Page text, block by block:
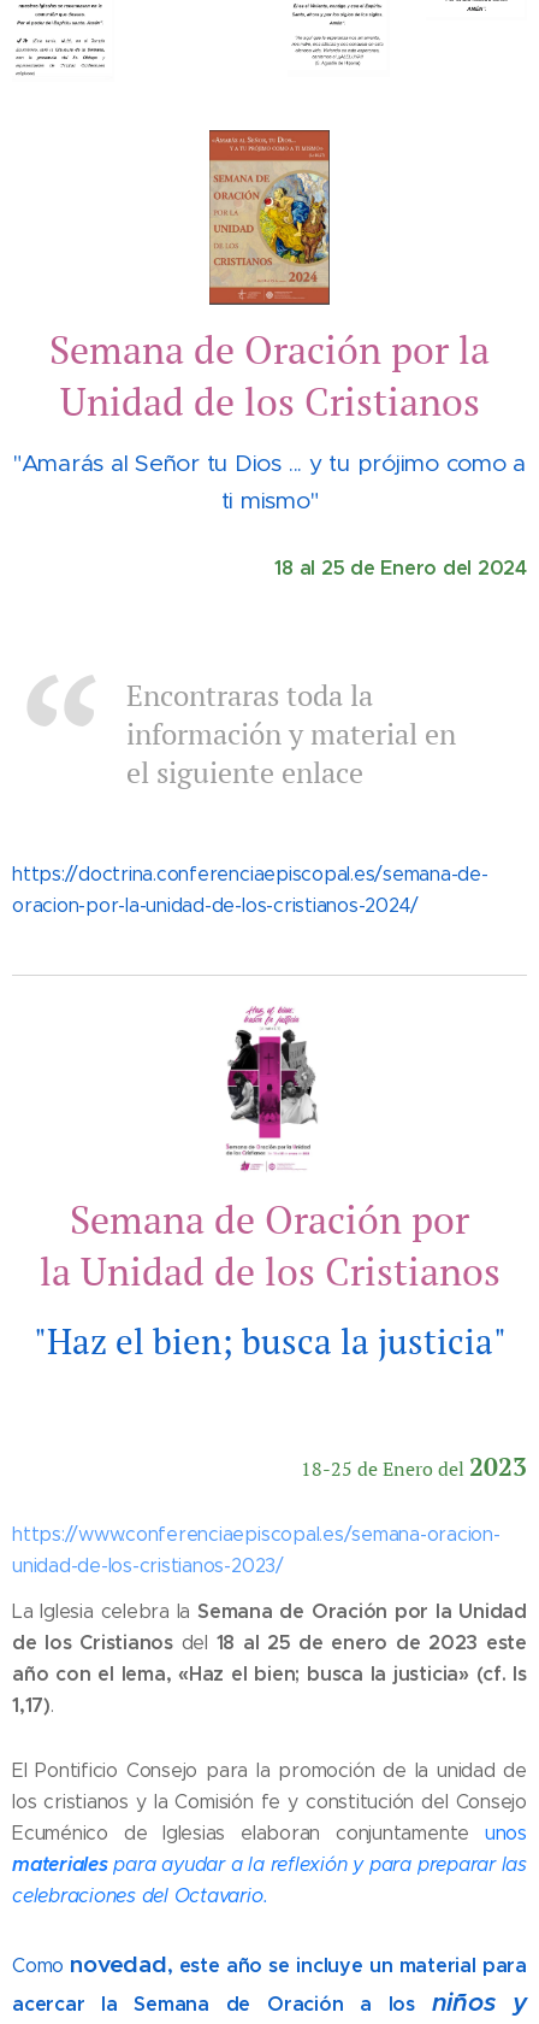
Semana de Oración por la
Unidad de los Cristianos
"Amarás al Señor tu Dios ... y tu prójimo como a
ti mismo"
18 al 25 de Enero del 2024
Encontraras toda la
información y material en
el siguiente enlace
https://doctrina.conferenciaepiscopal.es/semana-de-
oracion-por-la-unidad-de-los-cristianos-2024/
Semana de Oración por
la Unidad de los Cristianos
"Haz el bien; busca la justicia"
18-25 de Enero del 2023
https://www.conferenciaepiscopal.es/semana-oracion-
unidad-de-los-cristianos-2023/
La Iglesia celebra la Semana de Oración por la Unidad
de los Cristianosdel 18 al 25 de enero de 2023 este
año con el lema, «Haz el bien; busca la justicia» (cf. Is
1,17).
El Pontificio Consejo para la promoción de la unidad de
los cristianos y la Comisión fe y constitución del Consejo
Ecuménico de Iglesias elaboran conjuntamente unos
materialespara ayudar a la reflexión y para preparar las
celebraciones del Octavario.
Como novedad, este año se incluye un material para
acercar la Semana de Oración a los niños y